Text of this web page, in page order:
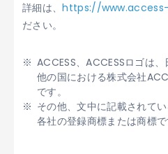
詳細は、https://
ださい。
ACCESS、ACCESSロゴは
他の国における株式会社
です。
その他、文中に記載されて
各社の登録商標または商標で